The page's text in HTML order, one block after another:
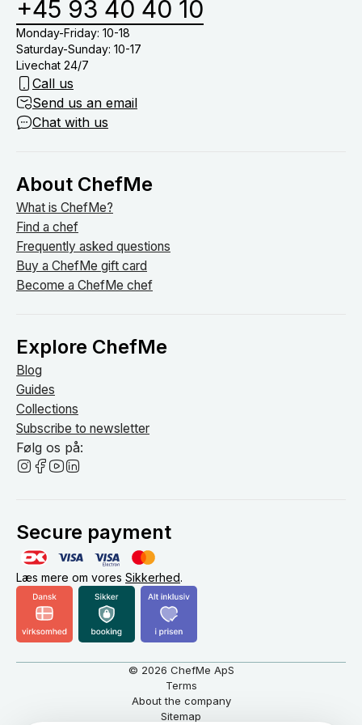
+45 93 40 40 10
Monday-Friday: 10-18
Saturday-Sunday: 10-17
Livechat 24/7
Call us
Send us an email
Chat with us
About ChefMe
What is ChefMe?
Find a chef
Frequently asked questions
Buy a ChefMe gift card
Become a ChefMe chef
Explore ChefMe
Blog
Guides
Collections
Subscribe to newsletter
Følg os på:
Secure payment
Læs mere om vores Sikkerhed.
© 2026 ChefMe ApS
Terms
About the company
Sitemap